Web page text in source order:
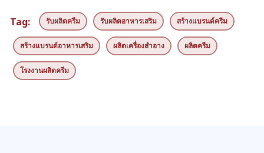
Tag: รับผลิตครีม รับผลิตอาหารเสริม สร้างแบรนด์ครีม
สร้างแบรนด์อาหารเสริม ผลิตเครื่องสำอาง ผลิตครีม
โรงงานผลิตครีม